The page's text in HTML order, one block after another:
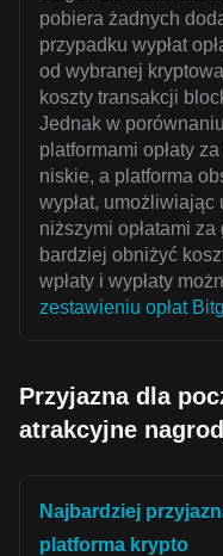
pobiera żadnych
przypadku wypłat
od wybranej
koszty transakcji
Jednak w
platformami opłaty
niskie, a platforma
wypłat,
niższymi opłatami
bardziej obniżyć
wpłaty i wypłaty
zestawieniu opłat
Przyjazna dla
atrakcyjne
Najbardziej
platforma krypto